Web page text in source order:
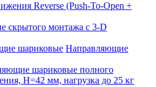
Reverse (Push-To-Open +
скрытого монтажа с 3-D
Направляющие
шариковые полного
H=42 мм, нагрузка до 25 кг